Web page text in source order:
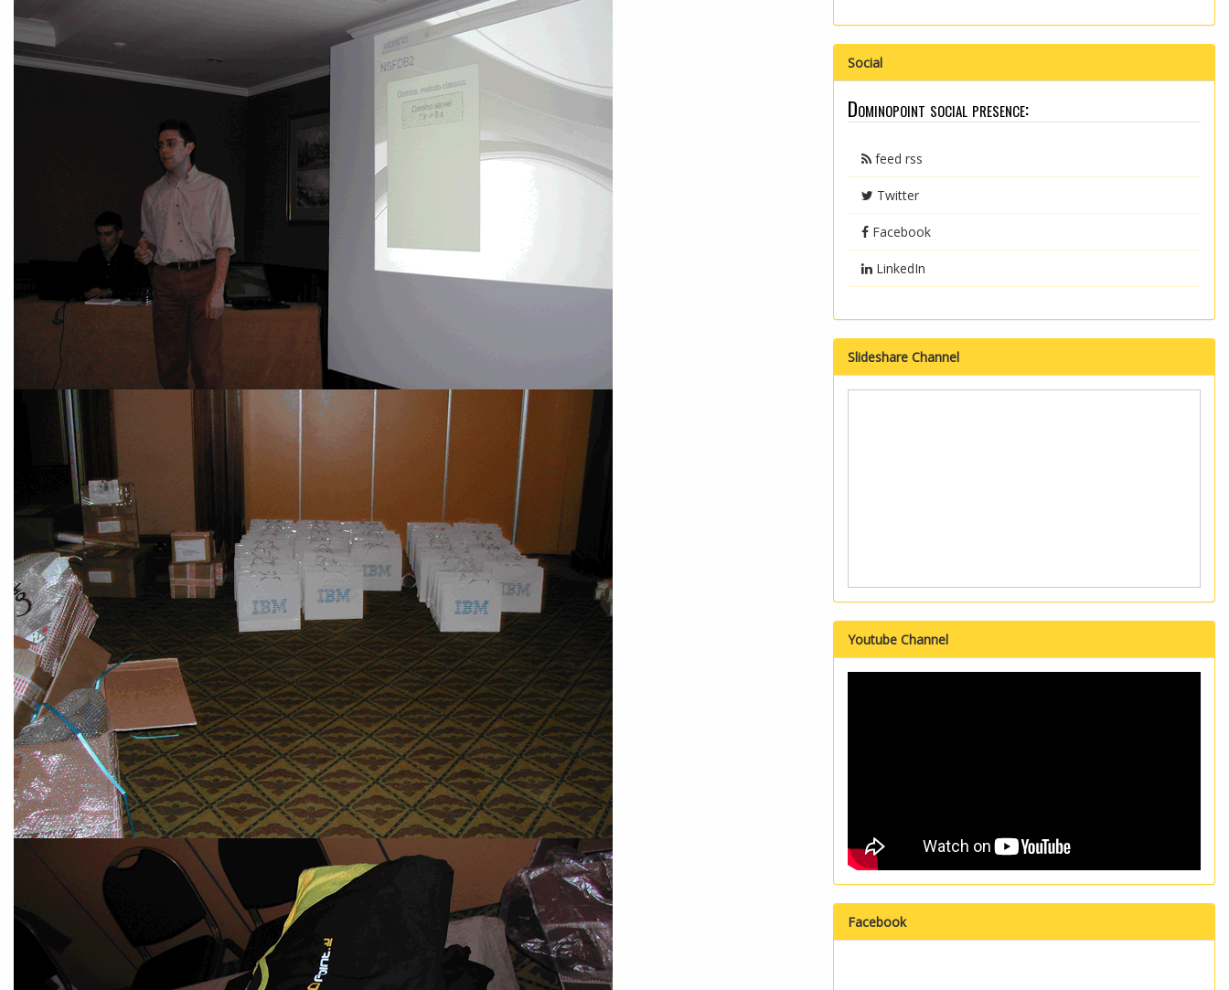
Social
Dominopoint social presence:
feed rss
Twitter
Facebook
LinkedIn
Slideshare Channel
Youtube Channel
Facebook